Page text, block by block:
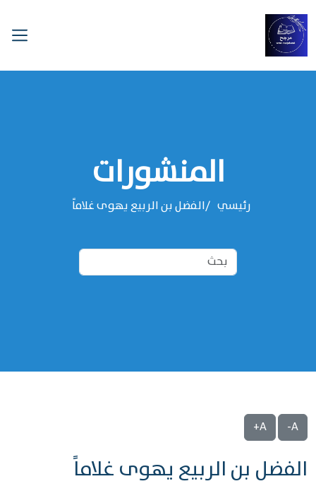
المنشورات
رئيسي الفضل بن الربيع يهوى غلاماً
A-
A+
الفضل بن الربيع يهوى غلاماً